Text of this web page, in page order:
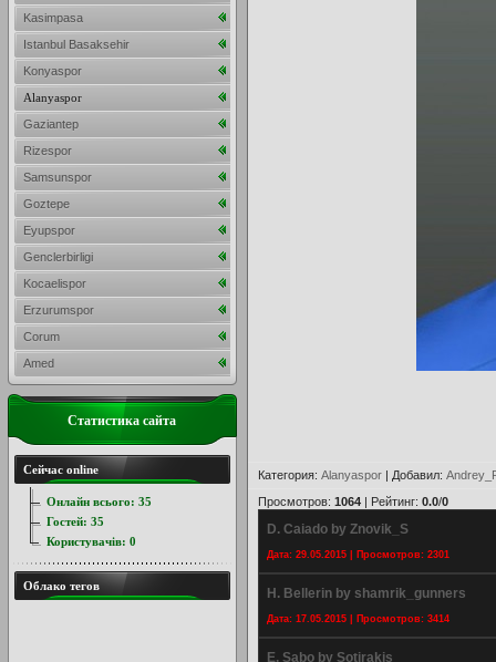
Категория: Alanyaspor | Добавил:
Просмотров: 1064 | Рейтинг: 0.0/0
D. Caiado by Znovik_S
Дата: 29.05.2015 | Просмотров: 2301
H. Bellerin by shamrik_gunners
Дата: 17.05.2015 | Просмотров: 3414
E. Sabo by Sotirakis
Kasimpasa
Istanbul Basaksehir
Konyaspor
Alanyaspor
Gaziantep
Rizespor
Samsunspor
Goztepe
Eyupspor
Genclerbirligi
Kocaelispor
Erzurumspor
Corum
Amed
Статистика сайта
Сейчас online
Онлайн всього: 35
Гостей: 35
Користувачів: 0
Облако тегов